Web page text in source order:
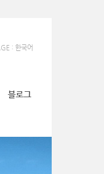
: 한국어
블로그